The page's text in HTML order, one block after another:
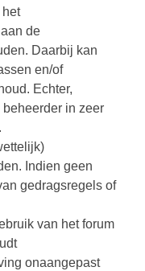
het
de
Daarbij kan
en/of
Echter,
in zeer
Indien geen
gedragsregels of
van het forum
onaangepast